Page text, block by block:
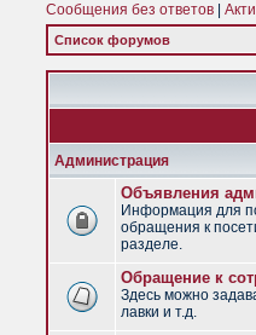
Сообщения без ответов
Список форумов
Администрация
Объявления
Информация для
обращения к
разделе.
Обращение к
Здесь можно
лавки и т.д.